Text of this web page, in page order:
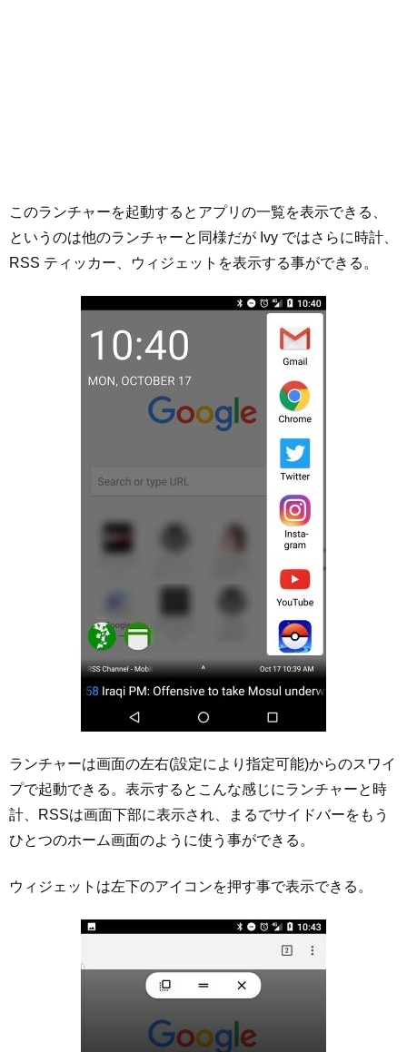
このランチャーを起動するとアプリの一覧を表示できる、
というのは他のランチャーと同様だが Ivy ではさらに時計、
RSS ティッカー、ウィジェットを表示する事ができる。
ランチャーは画面の左右(設定により指定可能)からのスワイ
プで起動できる。表示するとこんな感じにランチャーと時
計、RSSは画面下部に表示され、まるでサイドバーをもう
ひとつのホーム画面のように使う事ができる。
ウィジェットは左下のアイコンを押す事で表示できる。